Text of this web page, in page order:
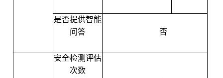
是否提供智能
问答
否
安全检测评估
次数